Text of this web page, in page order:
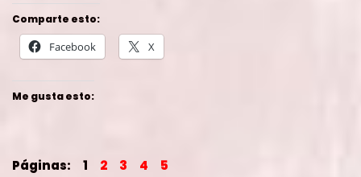
Comparte esto:
Facebook X
Me gusta esto:
Páginas: 1 2 3 4 5